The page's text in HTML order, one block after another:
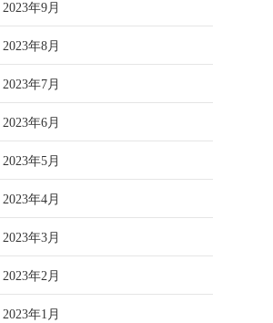
2023年9月
2023年8月
2023年7月
2023年6月
2023年5月
2023年4月
2023年3月
2023年2月
2023年1月